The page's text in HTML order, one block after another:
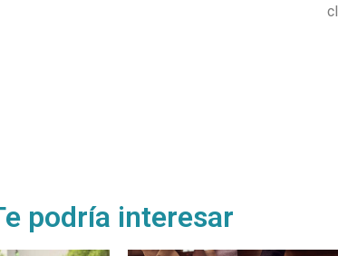
podría interesar